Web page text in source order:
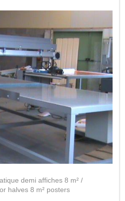
demi affiches 8 m² /
halves 8 m² posters